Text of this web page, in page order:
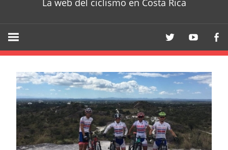
La web del ciclismo en Costa Rica